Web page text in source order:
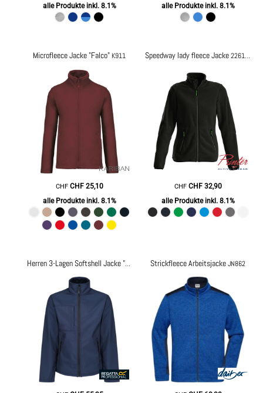
alle Produkte inkl. 8.1%
alle Produkte inkl. 8.1%
Microfleece Jacke "Falco" K911
CHF CHF25,10
alle Produkte inkl. 8.1%
Speedway lady fleece Jacke 2261501
CHF CHF32,90
alle Produkte inkl. 8.1%
Herren 3-Lagen Softshell Jacke "Octagon II" RGA688
Strickfleece ArbeitsjackeJN862